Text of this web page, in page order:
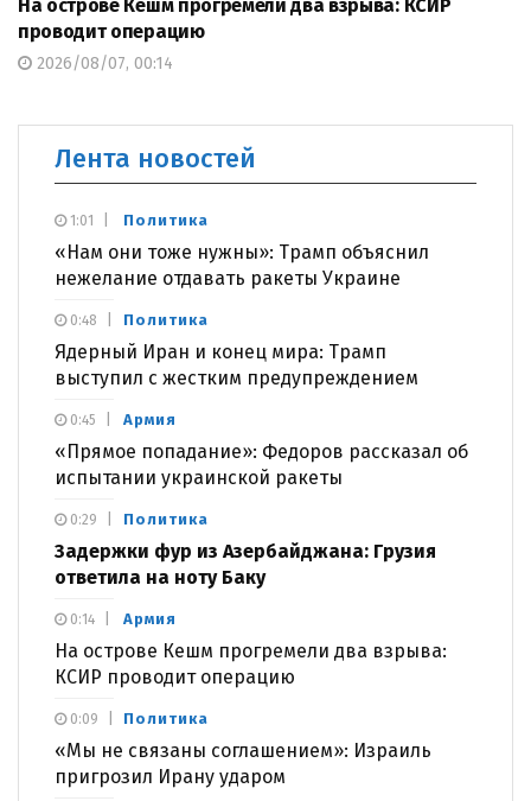
На острове Кешм прогремели два взрыва: КСИР
проводит операцию
2026/08/07, 00:14
Лента новостей
Политика
«Нам они тоже нужны»: Трамп объяснил
нежелание отдавать ракеты Украине
1:01
Политика
Ядерный Иран и конец мира: Трамп
выступил с жестким предупреждением
0:48
Армия
«Прямое попадание»: Федоров рассказал об
испытании украинской ракеты
0:45
Политика
Задержки фур из Азербайджана: Грузия
ответила на ноту Баку
0:29
Армия
На острове Кешм прогремели два взрыва:
КСИР проводит операцию
0:14
Политика
«Мы не связаны соглашением»: Израиль
пригрозил Ирану ударом
0:09